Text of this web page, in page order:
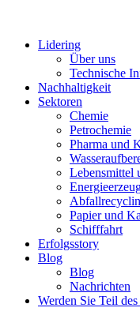
Lidering
Über uns
Technische
Nachhaltigkeit
Sektoren
Chemie
Petrochemie
Pharma und
Lebensmittel
Papier und
Schifffahrt
Erfolgsstory
Blog
Blog
Nachrichten
Werden Sie Teil des